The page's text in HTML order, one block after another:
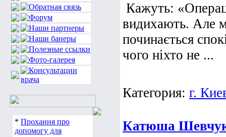
* Прохання про
допомогу для
Кажуть:
видихають. Але
починається
чого ніхто не ...
Категория: г.
Катюша